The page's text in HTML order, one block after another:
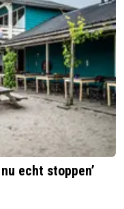
echt stoppen’